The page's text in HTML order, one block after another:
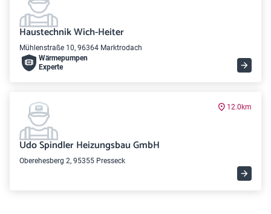
Haustechnik Wich-Heiter
Mühlenstraße 10, 96364 Marktrodach
Wärme­pumpen
Experte
12.0km
Udo Spindler Heizungsbau GmbH
Oberehesberg 2, 95355 Presseck